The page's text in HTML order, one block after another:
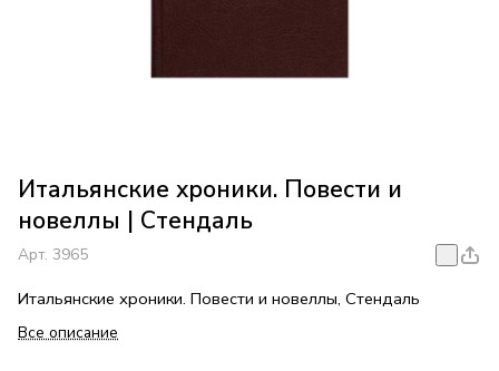
Итальянские хроники. Повести и
новеллы | Стендаль
Арт. 3965
Итальянские хроники. Повести и новеллы, Стендаль
Все описание